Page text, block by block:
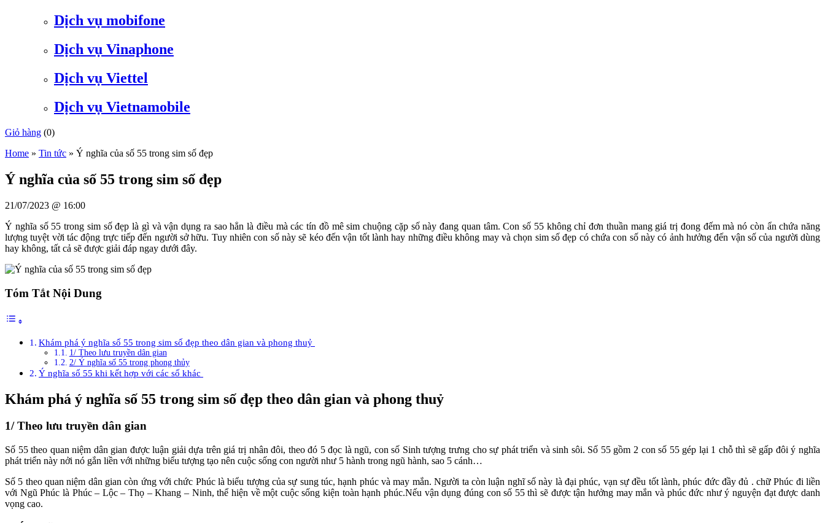
Dịch vụ mobifone
Dịch vụ Vinaphone
Dịch vụ Viettel
Dịch vụ Vietnamobile
Giỏ hàng (0)
Home » Tin tức » Ý nghĩa của số 55 trong sim số đẹp
Ý nghĩa của số 55 trong sim số đẹp
21/07/2023 @ 16:00
Ý nghĩa số 55 trong sim số đẹp là gì và vận dụng ra sao hẳn là điều mà các tín đồ mê sim chuộng cặp số này đang quan tâm. Con số 55 không chỉ đơn thuần mang giá trị đong đếm mà nó còn ẩn chứa năng
lượng tuyệt vời tác động trực tiếp đến người sở hữu. Tuy nhiên con số này sẽ kéo đến vận tốt lành hay những điều không may và chọn sim số đẹp có chứa con số này có ảnh hưởng đến vận số của người dùng
hay không, tất cả sẽ được giải đáp ngay dưới đây.
Tóm Tắt Nội Dung
Khám phá ý nghĩa số 55 trong sim số đẹp theo dân gian và phong thuỷ
1/ Theo lưu truyền dân gian
2/ Ý nghĩa số 55 trong phong thủy
Ý nghĩa số 55 khi kết hợp với các số khác
Khám phá ý nghĩa số 55 trong sim số đẹp theo dân gian và phong thuỷ
1/ Theo lưu truyền dân gian
Số 55 theo quan niệm dân gian được luận giải dựa trên giá trị nhân đôi, theo đó 5 đọc là ngũ, con số Sinh tượng trưng cho sự phát triển và sinh sôi. Số 55 gồm 2 con số 55 gép lại 1 chỗ thì sẽ gấp đôi ý nghĩa
phát triển này nởi nó gắn liền với những biểu tượng tạo nên cuộc sống con người như 5 hành trong ngũ hành, sao 5 cánh…
Số 5 theo quan niệm dân gian còn ứng với chức Phúc là biểu tượng của sự sung túc, hạnh phúc và may mắn. Người ta còn luận nghĩ số này là đại phúc, vạn sự đều tốt lành, phúc đức đầy đủ . chữ Phúc đi liền
với Ngũ Phúc là Phúc – Lộc – Thọ – Khang – Ninh, thể hiện về một cuộc sống kiện toàn hạnh phúc.Nếu vận dụng đúng con số 55 thì sẽ được tận hưởng may mắn và phúc đức như ý nguyện đạt được danh
vọng cao.